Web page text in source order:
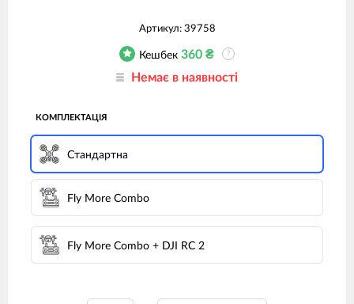
Артикул: 39758
Кешбек 360 ₴ ?
Немає в наявності
КОМПЛЕКТАЦІЯ
Стандартна
Fly More Combo
Fly More Combo + DJI RC 2